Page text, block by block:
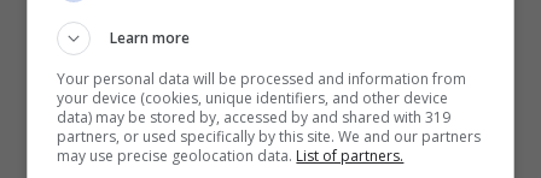
Learn more
Your personal data will be processed and information from
your device (cookies, unique identifiers, and other device
data) may be stored by, accessed by and shared with 319
partners, or used specifically by this site. We and our partners
may use precise geolocation data. List of partners.